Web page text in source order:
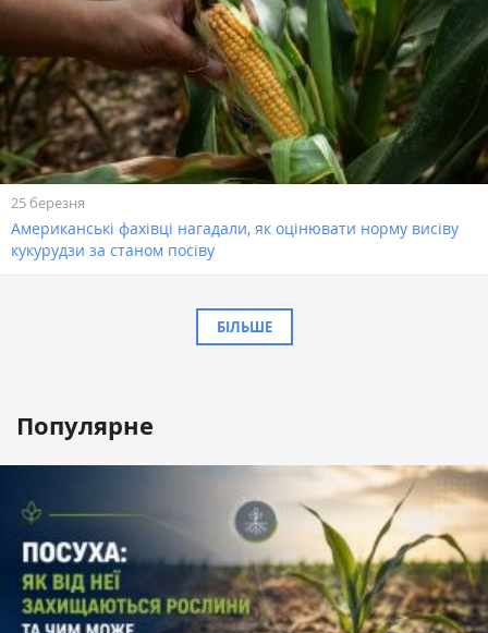
25 березня
Американські фахівці нагадали, як оцінювати норму висіву
кукурудзи за станом посіву
БІЛЬШЕ
Популярне